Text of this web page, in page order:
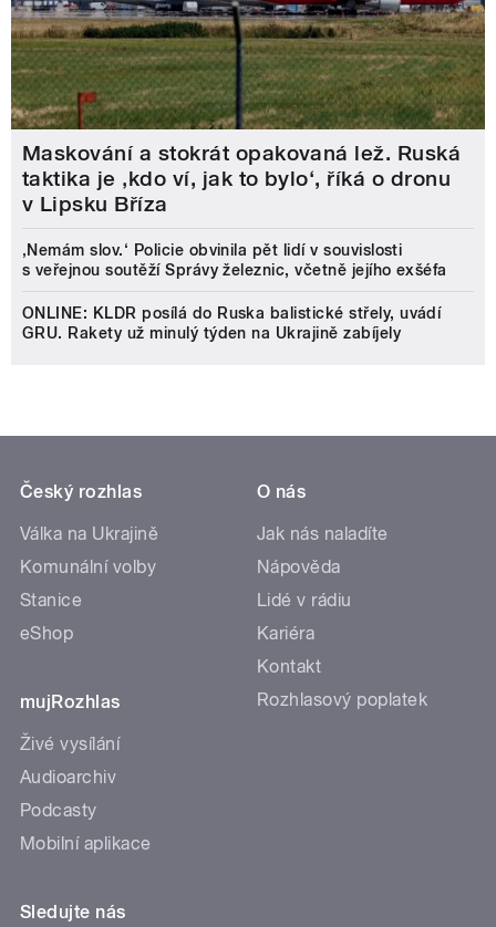
Maskování a stokrát opakovaná lež. Ruská
taktika je ‚kdo ví, jak to bylo‘, říká o dronu
v Lipsku Bříza
‚Nemám slov.‘ Policie obvinila pět lidí v souvislosti
s veřejnou soutěží Správy železnic, včetně jejího exšéfa
ONLINE: KLDR posílá do Ruska balistické střely, uvádí
GRU. Rakety už minulý týden na Ukrajině zabíjely
Český rozhlas
Válka na Ukrajině
Komunální volby
Stanice
eShop
mujRozhlas
Živé vysílání
Audioarchiv
Podcasty
Mobilní aplikace
O nás
Jak nás naladíte
Nápověda
Lidé v rádiu
Kariéra
Kontakt
Rozhlasový poplatek
Sledujte nás